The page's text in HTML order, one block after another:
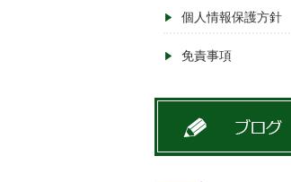
個人情報保護方針
免責事項